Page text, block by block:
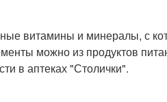
витамины и минералы, с
можно из продуктов
в аптеках "Столички".